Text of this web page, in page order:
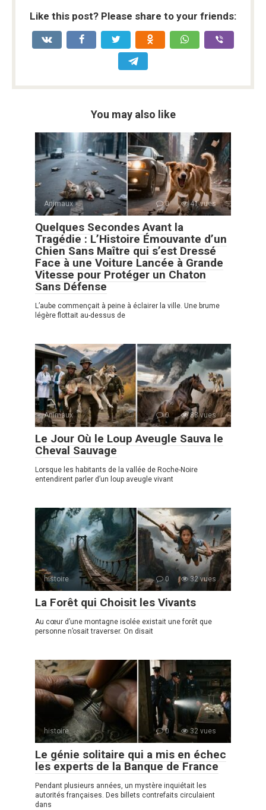
Like this post? Please share to your friends:
You may also like
Animaux 0 41 vues
Quelques Secondes Avant la
Tragédie : L’Histoire Émouvante d’un
Chien Sans Maître qui s’est Dressé
Face à une Voiture Lancée à Grande
Vitesse pour Protéger un Chaton
Sans Défense
L’aube commençait à peine à éclairer la ville. Une brume
légère flottait au-dessus de
Animaux 0 88 vues
Le Jour Où le Loup Aveugle Sauva le
Cheval Sauvage
Lorsque les habitants de la vallée de Roche-Noire
entendirent parler d’un loup aveugle vivant
histoire 0 32 vues
La Forêt qui Choisit les Vivants
Au cœur d’une montagne isolée existait une forêt que
personne n’osait traverser. On disait
histoire 0 32 vues
Le génie solitaire qui a mis en échec
les experts de la Banque de France
Pendant plusieurs années, un mystère inquiétait les
autorités françaises. Des billets contrefaits circulaient
dans